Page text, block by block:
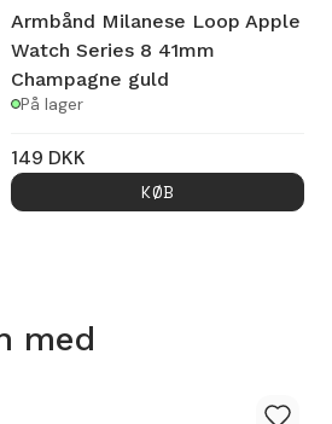
Armbånd Milanese Loop Apple
Watch Series 8 41mm
Champagne guld
På lager
149 DKK
KØB
med